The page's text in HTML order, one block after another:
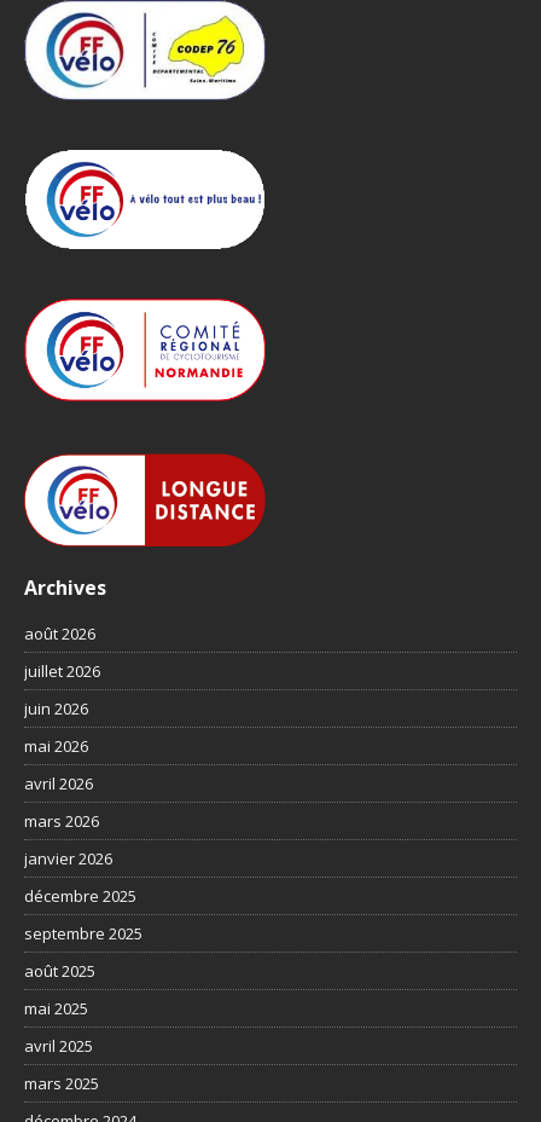
Archives
août 2026
juillet 2026
juin 2026
mai 2026
avril 2026
mars 2026
janvier 2026
décembre 2025
septembre 2025
août 2025
mai 2025
avril 2025
mars 2025